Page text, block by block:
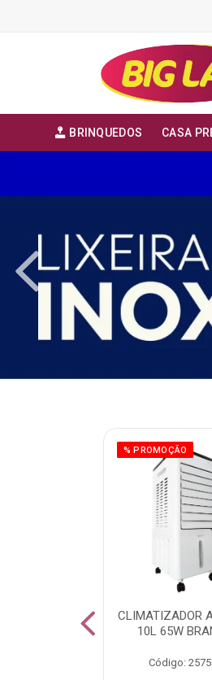
BRINQUEDOS CASA
% PROMOÇÃO
CLIMATIZADOR
10L 65W
Código: